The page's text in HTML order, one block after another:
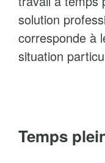
solution
corresponde à
situation
Temps